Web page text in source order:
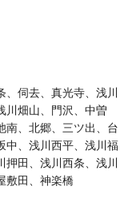
、伺去、真光寺、浅川
川畑山、門沢、中曽
南、北郷、三ツ出、台
中、浅川西平、浅川福
押田、浅川西条、浅川
敷田、神楽橋